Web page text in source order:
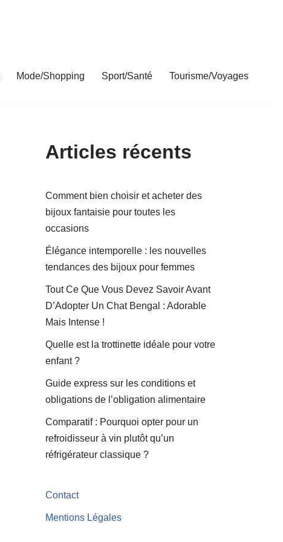
Mode/Shopping Sport/Santé
Tourisme/Voyages
Articles récents
Comment bien choisir et acheter des
bijoux fantaisie pour toutes les
occasions
Élégance intemporelle : les nouvelles
tendances des bijoux pour femmes
Tout Ce Que Vous Devez Savoir Avant
D’Adopter Un Chat Bengal : Adorable
Mais Intense !
Quelle est la trottinette idéale pour votre
enfant ?
Guide express sur les conditions et
obligations de l’obligation alimentaire
Comparatif : Pourquoi opter pour un
refroidisseur à vin plutôt qu’un
réfrigérateur classique ?
Contact
Mentions Légales